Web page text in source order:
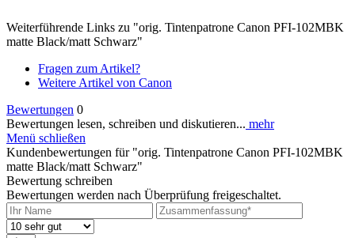
Weiterführende Links zu "orig. Tintenpatrone Canon PFI-102MBK
matte Black/matt Schwarz"
Fragen zum Artikel?
Weitere Artikel von Canon
Bewertungen 0
Bewertungen lesen, schreiben und diskutieren... mehr
Menü schließen
Kundenbewertungen für "orig. Tintenpatrone Canon PFI-102MBK
matte Black/matt Schwarz"
Bewertung schreiben
Bewertungen werden nach Überprüfung freigeschaltet.